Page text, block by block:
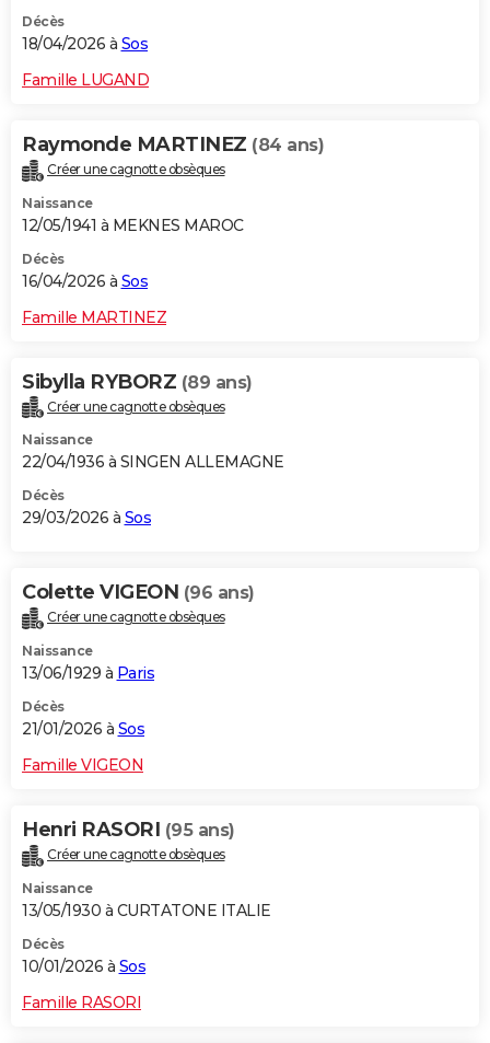
Décès
18/04/2026 à Sos
Famille LUGAND
Raymonde MARTINEZ (84 ans)
Créer une cagnotte obsèques
Naissance
12/05/1941 à MEKNES MAROC
Décès
16/04/2026 à Sos
Famille MARTINEZ
Sibylla RYBORZ (89 ans)
Créer une cagnotte obsèques
Naissance
22/04/1936 à SINGEN ALLEMAGNE
Décès
29/03/2026 à Sos
Colette VIGEON (96 ans)
Créer une cagnotte obsèques
Naissance
13/06/1929 à Paris
Décès
21/01/2026 à Sos
Famille VIGEON
Henri RASORI (95 ans)
Créer une cagnotte obsèques
Naissance
13/05/1930 à CURTATONE ITALIE
Décès
10/01/2026 à Sos
Famille RASORI